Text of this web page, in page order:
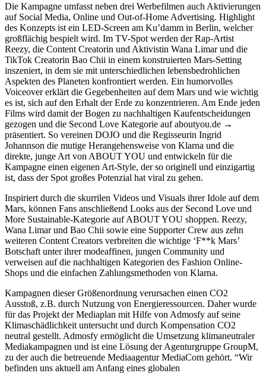
Die Kampagne umfasst neben drei Werbefilmen auch Aktivierungen
auf Social Media, Online und Out-of-Home Advertising. Highlight
des Konzepts ist ein LED-Screen am Ku’damm in Berlin, welcher
großflächig bespielt wird. Im TV-Spot werden der Rap-Artist
Reezy, die Content Creatorin und Aktivistin Wana Limar und die
TikTok Creatorin Bao Chii in einem konstruierten Mars-Setting
inszeniert, in dem sie mit unterschiedlichen lebensbedrohlichen
Aspekten des Planeten konfrontiert werden. Ein humorvolles
Voiceover erklärt die Gegebenheiten auf dem Mars und wie wichtig
es ist, sich auf den Erhalt der Erde zu konzentrieren. Am Ende jeden
Films wird damit der Bogen zu nachhaltigen Kaufentscheidungen
gezogen und die Second Love Kategorie aufaboutyou.de
präsentiert. So vereinen DOJO und die Regisseurin Ingrid
Johannson die mutige Herangehensweise von Klarna und die
direkte, junge Art von ABOUT YOU und entwickeln für die
Kampagne einen eigenen Art-Style, der so originell und einzigartig
ist, dass der Spot großes Potenzial hat viral zu gehen.
Inspiriert durch die skurrilen Videos und Visuals ihrer Idole auf dem
Mars, können Fans anschließend Looks aus der Second Love und
More Sustainable-Kategorie auf ABOUT YOU shoppen. Reezy,
Wana Limar und Bao Chii sowie eine Supporter Crew aus zehn
weiteren Content Creators verbreiten die wichtige ‘F**k Mars’
Botschaft unter ihrer modeaffinen, jungen Community und
verweisen auf die nachhaltigen Kategorien des Fashion Online-
Shops und die einfachen Zahlungsmethoden von Klarna.
Kampagnen dieser Größenordnung verursachen einen CO2
Ausstoß, z.B. durch Nutzung von Energieressourcen. Daher wurde
für das Projekt der Mediaplan mit Hilfe von Admosfy auf seine
Klimaschädlichkeit untersucht und durch Kompensation CO2
neutral gestellt. Admosfy ermöglicht die Umsetzung klimaneutraler
Mediakampagnen und ist eine Lösung der Agenturgruppe GroupM,
zu der auch die betreuende Mediaagentur MediaCom gehört. “Wir
befinden uns aktuell am Anfang eines globalen